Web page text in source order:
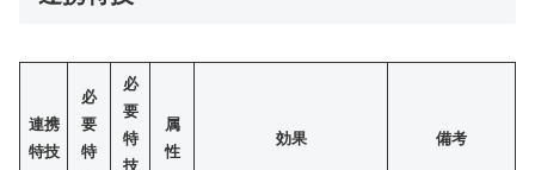
連携
特技
必
要
特
必
要
特
技
属
性
効果 備考